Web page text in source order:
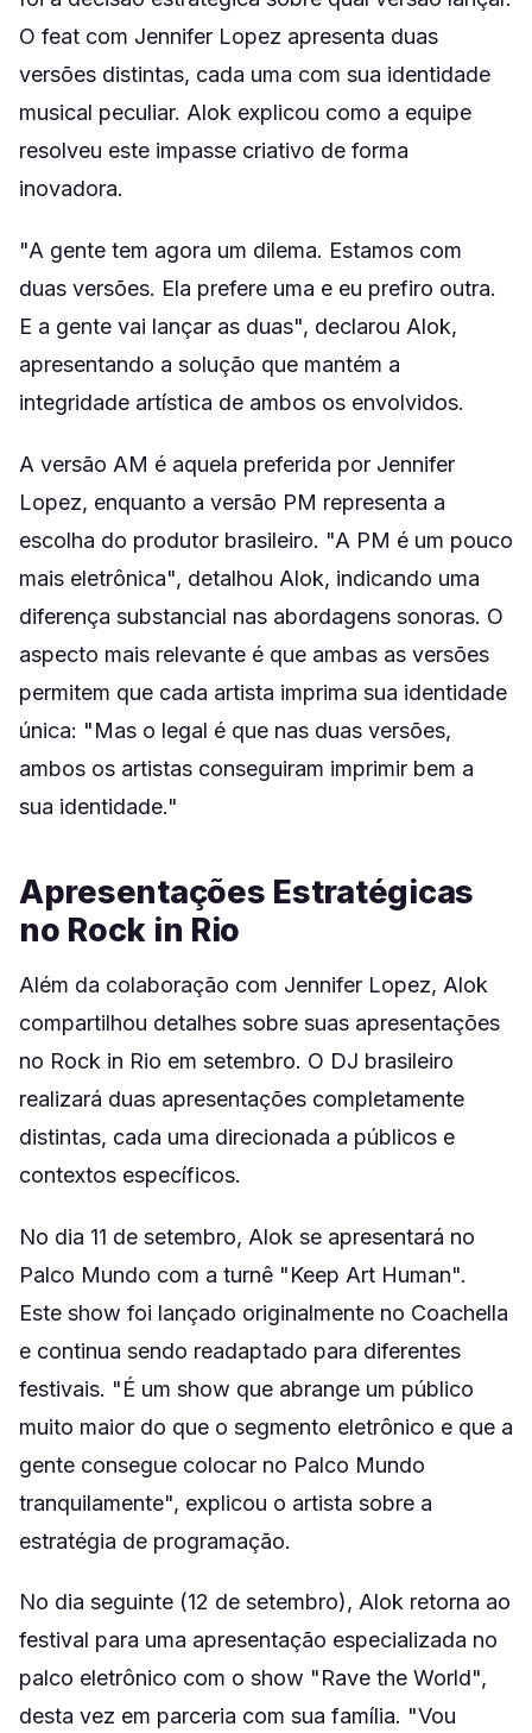
O feat com Jennifer Lopez apresenta duas
versões distintas, cada uma com sua identidade
musical peculiar. Alok explicou como a equipe
resolveu este impasse criativo de forma
inovadora.
"A gente tem agora um dilema. Estamos com
duas versões. Ela prefere uma e eu prefiro outra.
E a gente vai lançar as duas", declarou Alok,
apresentando a solução que mantém a
integridade artística de ambos os envolvidos.
A versão AM é aquela preferida por Jennifer
Lopez, enquanto a versão PM representa a
escolha do produtor brasileiro. "A PM é um pouco
mais eletrônica", detalhou Alok, indicando uma
diferença substancial nas abordagens sonoras. O
aspecto mais relevante é que ambas as versões
permitem que cada artista imprima sua identidade
única: "Mas o legal é que nas duas versões,
ambos os artistas conseguiram imprimir bem a
sua identidade."
Apresentações Estratégicas
no Rock in Rio
Além da colaboração com Jennifer Lopez, Alok
compartilhou detalhes sobre suas apresentações
no Rock in Rio em setembro. O DJ brasileiro
realizará duas apresentações completamente
distintas, cada uma direcionada a públicos e
contextos específicos.
No dia 11 de setembro, Alok se apresentará no
Palco Mundo com a turnê "Keep Art Human".
Este show foi lançado originalmente no Coachella
e continua sendo readaptado para diferentes
festivais. "É um show que abrange um público
muito maior do que o segmento eletrônico e que a
gente consegue colocar no Palco Mundo
tranquilamente", explicou o artista sobre a
estratégia de programação.
No dia seguinte (12 de setembro), Alok retorna ao
festival para uma apresentação especializada no
palco eletrônico com o show "Rave the World",
desta vez em parceria com sua família. "Vou